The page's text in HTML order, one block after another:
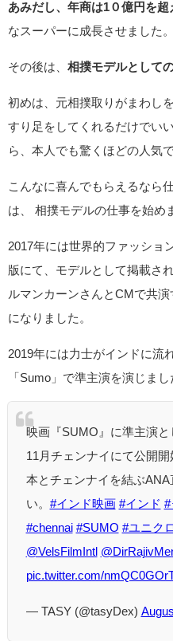
あみだし、年商は1０億円を超
なスーパーに成長させました。
その後は、 相撲モデルとして
初めは、元相撲取りがまわし
すり足をしてくれるだけでい
ら、本人でも驚くほどの人気で
こんなに喜んでもらえるなら
は、 相撲モデルの仕事を始め
2017年には世界的ファッショ
版にて、モデルとして掲載さ
ルマンカーンさんとCMで共
になりました。
2019年には力士がインドに流
「Sumo」で準主演を演じまし
映画『SUMO』に準主演
11月チェンナイにて公開
本とチェンナイを結ぶ
い。 #インド映画 #インド #
#chennai #SUMO #ユニク
@VelsFilmIntl
pic.twitter.com/
— TASY (@tasyDex)